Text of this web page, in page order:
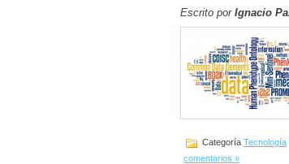
Escrito por Ignacio
Categoría Tecnología
comentarios »